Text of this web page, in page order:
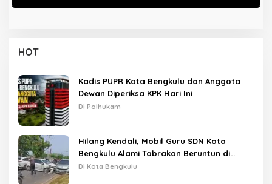
HOT
Kadis PUPR Kota Bengkulu dan Anggota
Dewan Diperiksa KPK Hari Ini
Di Polhukam
Hilang Kendali, Mobil Guru SDN Kota
Bengkulu Alami Tabrakan Beruntun di
Lampu Merah
Di Kota Bengkulu